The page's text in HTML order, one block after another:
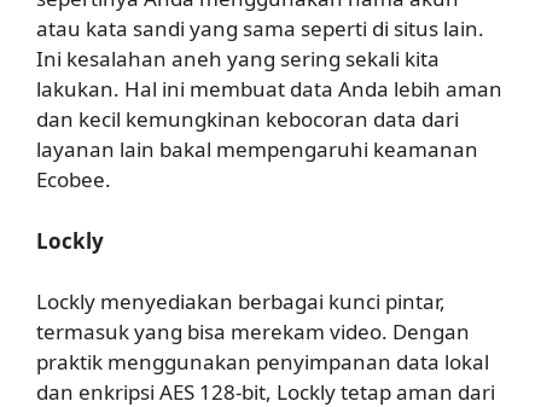
atau kata sandi yang sama seperti di situs lain.
Ini kesalahan aneh yang sering sekali kita
lakukan. Hal ini membuat data Anda lebih aman
dan kecil kemungkinan kebocoran data dari
layanan lain bakal mempengaruhi keamanan
Ecobee.
Lockly
Lockly menyediakan berbagai kunci pintar,
termasuk yang bisa merekam video. Dengan
praktik menggunakan penyimpanan data lokal
dan enkripsi AES 128-bit, Lockly tetap aman dari